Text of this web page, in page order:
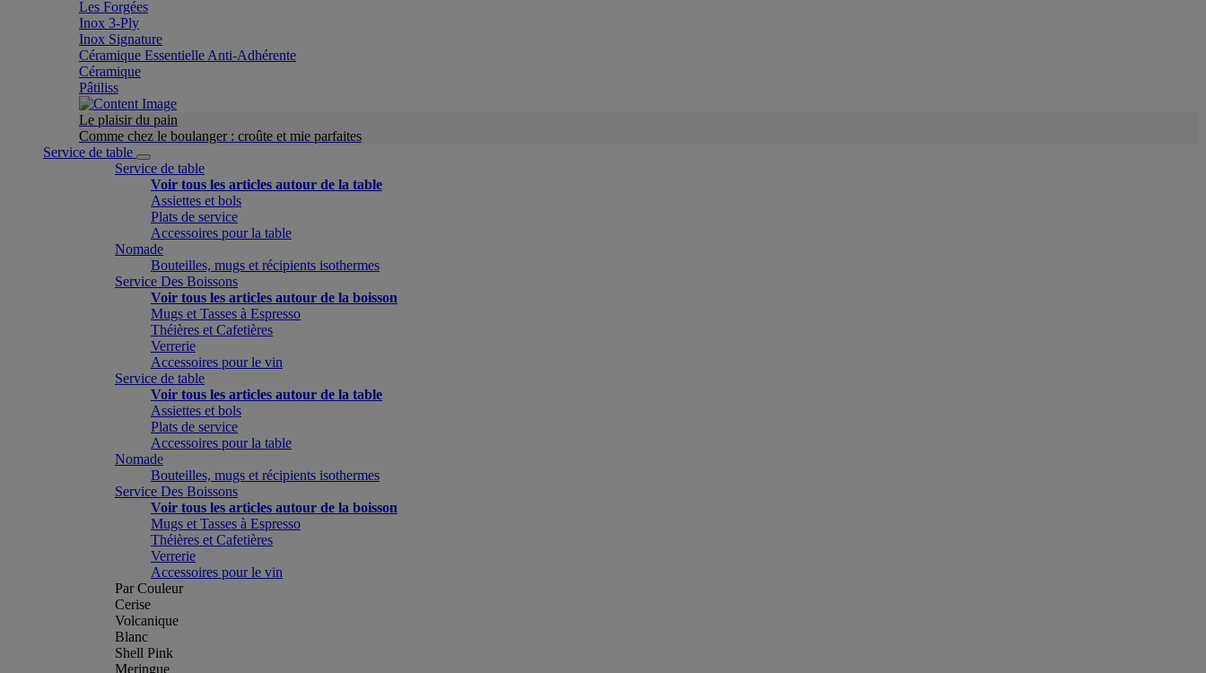
Les Forgées
Inox 3-Ply
Inox Signature
Céramique Essentielle Anti-Adhérente
Céramique
Pâtiliss
Le plaisir du pain
Comme chez le boulanger : croûte et mie parfaites
Service de table
Service de table
Voir tous les articles autour de la table
Assiettes et bols
Plats de service
Accessoires pour la table
Nomade
Bouteilles, mugs et récipients isothermes
Service Des Boissons
Voir tous les articles autour de la boisson
Mugs et Tasses à Espresso
Théières et Cafetières
Verrerie
Accessoires pour le vin
Service de table
Voir tous les articles autour de la table
Assiettes et bols
Plats de service
Accessoires pour la table
Nomade
Bouteilles, mugs et récipients isothermes
Service Des Boissons
Voir tous les articles autour de la boisson
Mugs et Tasses à Espresso
Théières et Cafetières
Verrerie
Accessoires pour le vin
Par Couleur
Cerise
Volcanique
Blanc
Shell Pink
Meringue